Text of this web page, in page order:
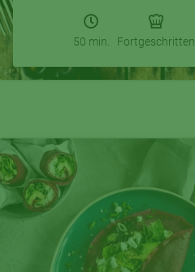
50 min. Fortgeschritten